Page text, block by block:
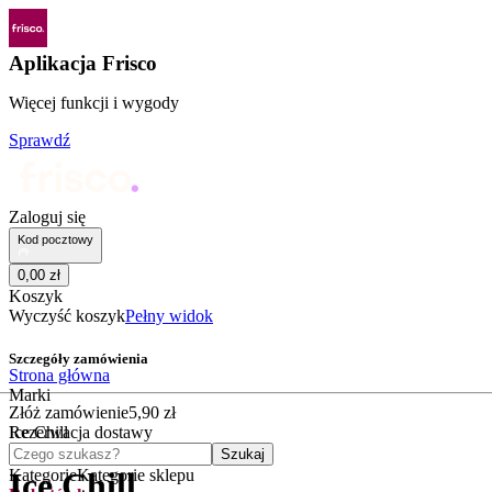
Aplikacja Frisco
Więcej funkcji i wygody
Sprawdź
Zaloguj się
Kod pocztowy
0,00 zł
Koszyk
Wyczyść koszykPełny widok
Szczegóły zamówienia
Złóż zamówienie5,90 zł
Rezerwacja dostawy
Czego szukasz?
Szukaj
KategorieKategorie sklepu
Strona główna
Marki
Ice Chill